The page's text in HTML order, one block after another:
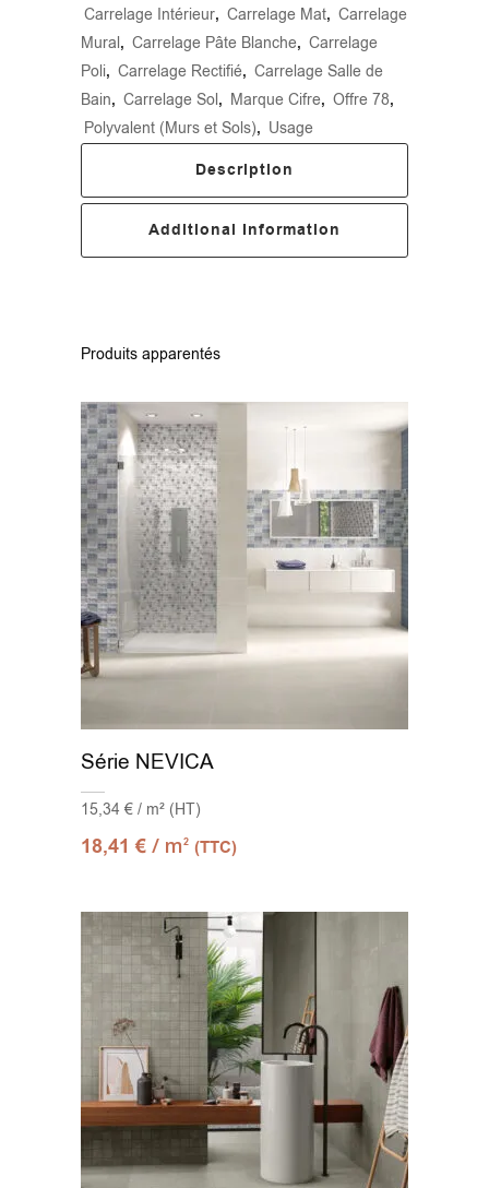
Carrelage Intérieur, Carrelage Mat, Carrelage
Mural, Carrelage Pâte Blanche, Carrelage
Poli, Carrelage Rectifié, Carrelage Salle de
Bain, Carrelage Sol, Marque Cifre, Offre 78,
Polyvalent (Murs et Sols), Usage
Description
Additional Information
Produits apparentés
Série NEVICA
15,34 € / m² (HT)
18,41€ / m2 (TTC)